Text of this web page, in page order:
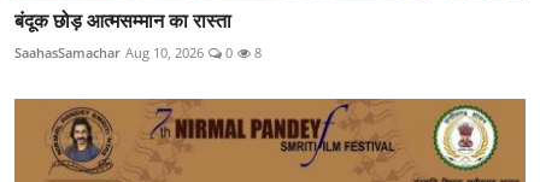
​बंदूक छोड़ आत्मसम्मान का रास्ता
SaahasSamachar Aug 10, 2026 0 8